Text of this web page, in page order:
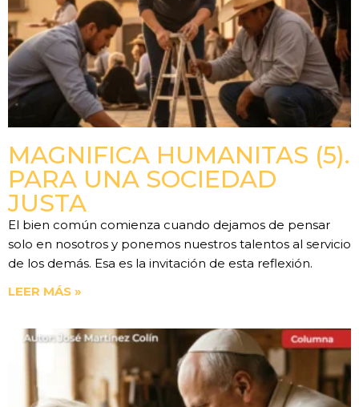
MAGNIFICA HUMANITAS (5).
PARA UNA SOCIEDAD
JUSTA
El bien común comienza cuando dejamos de pensar
solo en nosotros y ponemos nuestros talentos al servicio
de los demás. Esa es la invitación de esta reflexión.
LEER MÁS »